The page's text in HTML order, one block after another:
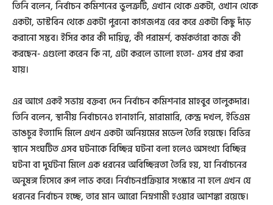
তিনি বলেন, নির্বাচন কমিশনের ভুলত্রুটি, এখান থেকে একটা, ওখান থেকে
একটা, ডাস্টবিন থেকে একটা পুরনো কাগজপত্র বের করে একটা কিছু দাঁড়
করানো সম্ভব। ইসির কার কী দায়িত্ব, কী পরামর্শ, কর্মকর্তারা কাজ কী
করছেন- এগুলো করেন কি না, এটা করলে ভালো হতো- এসব প্রশ্ন করা
যায়।
এর আগে একই সভায় বক্তব্য দেন নির্বাচন কমিশনার মাহবুব তালুকদার।
তিনি বলেন, স্থানীয় নির্বাচনেও হানাহানি, মারামারি, কেন্দ্র দখল, ইভিএম
ভাঙচুর ইত্যাদি মিলে এখন একটা অনিয়মের মডেল তৈরি হয়েছে। বিভিন্ন
স্থানে সংঘটিত এসব ঘটনাকে বিচ্ছিন্ন ঘটনা বলা হলেও অসংখ্য বিচ্ছিন্ন
ঘটনা বা দুর্ঘটনা মিলে এক ধরনের অবিচ্ছিন্নতা তৈরি হয়, যা নির্বাচনের
অনুষঙ্গ হিসেবে রূপ লাভ করে। নির্বাচনপ্রক্রিয়ার সংস্কার না হলে এখন যে
ধরনের নির্বাচন হচ্ছে, তার মান আরো নিম্নগামী হওয়ার আশঙ্কা রয়েছে।